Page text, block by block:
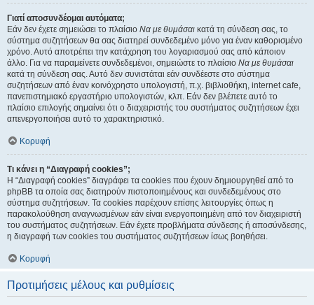
Γιατί αποσυνδέομαι αυτόματα;
Εάν δεν έχετε σημειώσει το πλαίσιο Να με θυμάσαι κατά τη σύνδεση σας, το
σύστημα συζητήσεων θα σας διατηρεί συνδεδεμένο μόνο για έναν καθορισμένο
χρόνο. Αυτό αποτρέπει την κατάχρηση του λογαριασμού σας από κάποιον
άλλο. Για να παραμείνετε συνδεδεμένοι, σημειώστε το πλαίσιο Να με θυμάσαι
κατά τη σύνδεση σας. Αυτό δεν συνιστάται εάν συνδέεστε στο σύστημα
συζητήσεων από έναν κοινόχρηστο υπολογιστή, π.χ. βιβλιοθήκη, internet cafe,
πανεπιστημιακό εργαστήριο υπολογιστών, κλπ. Εάν δεν βλέπετε αυτό το
πλαίσιο επιλογής σημαίνει ότι ο διαχειριστής του συστήματος συζητήσεων έχει
απενεργοποιήσει αυτό το χαρακτηριστικό.
Κορυφή
Τι κάνει η “Διαγραφή cookies”;
Η “Διαγραφή cookies” διαγράφει τα cookies που έχουν δημιουργηθεί από το
phpBB τα οποία σας διατηρούν πιστοποιημένους και συνδεδεμένους στο
σύστημα συζητήσεων. Τα cookies παρέχουν επίσης λειτουργίες όπως η
παρακολούθηση αναγνωσμένων εάν είναι ενεργοποιημένη από τον διαχειριστή
του συστήματος συζητήσεων. Εάν έχετε προβλήματα σύνδεσης ή αποσύνδεσης,
η διαγραφή των cookies του συστήματος συζητήσεων ίσως βοηθήσει.
Κορυφή
Προτιμήσεις μέλους και ρυθμίσεις